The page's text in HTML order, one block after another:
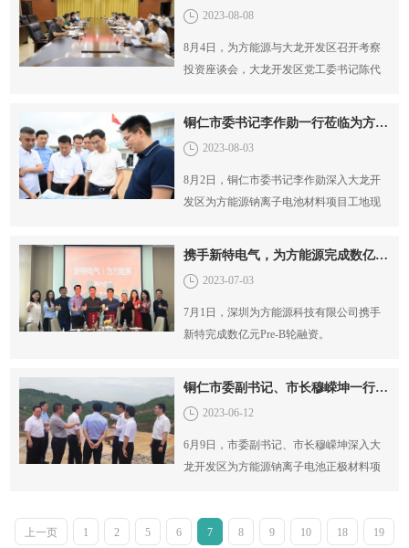
2023-08-08
8月4日，为方能源与大龙开发区召开考察
投资座谈会，大龙开发区党工委书记陈代
铜仁市委书记李作勋一行莅临为方能源调研指导
2023-08-03
8月2日，铜仁市委书记李作勋深入大龙开
发区为方能源钠离子电池材料项目工地现
携手新特电气，为方能源完成数亿元Pre-B轮融资
2023-07-03
7月1日，深圳为方能源科技有限公司携手
新特完成数亿元Pre-B轮融资。
铜仁市委副书记、市长穆嵘坤一行莅临为方能源调研指导
2023-06-12
6月9日，市委副书记、市长穆嵘坤深入大
龙开发区为方能源钠离子电池正极材料项
上一页 1 2 5 6 7 8 9 10 18 19